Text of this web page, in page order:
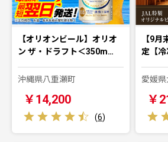
【オリオンビール】オリオ
ン ザ・ドラフト＜350m…
沖縄県八重瀬町
￥14,200
(6)
【9
定【
愛媛
￥